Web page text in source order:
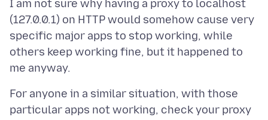
I am not sure why having a proxy to localhost
(127.0.0.1) on HTTP would somehow cause very
specific major apps to stop working, while
others keep working fine, but it happened to
For anyone in a similar situation, with those
particular apps not working, check your proxy